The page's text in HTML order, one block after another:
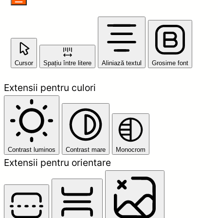
Cursor Spațiu între litere Aliniază textul Grosime font
Extensii pentru culori
Contrast luminos Contrast mare Monocrom
Extensii pentru orientare